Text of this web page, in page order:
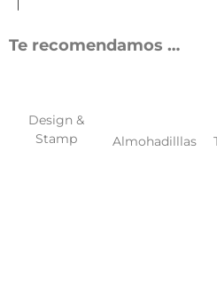
Te recomendamos …
Design &
Stamp
Almohadilllas